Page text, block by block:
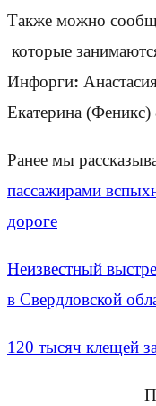
Также можно
которые
Инфорги:
Екатерина
Ранее мы
пассажирами
дороге
Неизвестный
в Свердловской
120 тысяч клещей